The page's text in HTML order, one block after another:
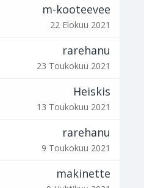
m-kooteevee
22 Elokuu 2021
rarehanu
23 Toukokuu 2021
Heiskis
13 Toukokuu 2021
rarehanu
9 Toukokuu 2021
makinette